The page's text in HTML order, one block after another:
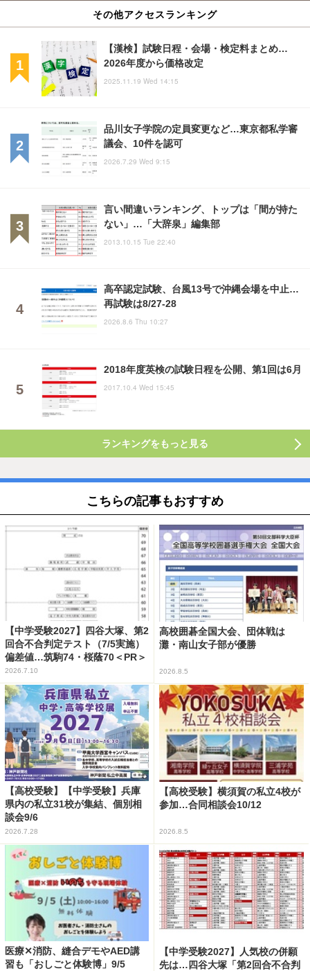
その他アクセスランキング
【漢検】試験日程・会場・検定料まとめ…
2026年度から価格改定
2025.11.19 Wed 14:15
品川女子学院の定員変更など…東京都私学審
議会、10件を認可
2026.7.29 Wed 9:15
言い間違いランキング、トップは「間が持た
ない」…「大辞泉」編集部
2013.10.15 Tue 22:40
高卒認定試験、台風13号で沖縄会場を中止…
再試験は8/27-28
2026.8.6 Thu 10:27
2018年度英検の試験日程を公開、第1回は6月
2017.10.4 Wed 15:45
ランキングをもっと見る
こちらの記事もおすすめ
【中学受験2027】四谷大塚、第2
回合不合判定テスト（7/5実施）
偏差値…筑駒74・桜蔭70＜PR＞
2026.7.10
高校囲碁全国大会、団体戦は
灘・南山女子部が優勝
2026.8.5
【高校受験】【中学受験】兵庫
県内の私立31校が集結、個別相
談会9/6
2026.7.28
【高校受験】横須賀の私立4校が
参加…合同相談会10/12
2026.8.5
医療✕消防、縫合デモやAED講
習も「おしごと体験博」9/5
【中学受験2027】人気校の併願
先は…四谷大塚「第2回合不合判